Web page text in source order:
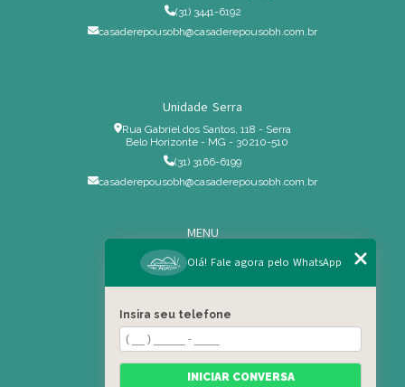
(31) 3441-6192
casaderepousobh@casaderepousobh.com.br
Unidade Serra
Rua Gabriel dos Santos, 118 - Serra
Belo Horizonte - MG - 30210-510
(31) 3166-6199
casaderepousobh@casaderepousobh.com.br
MENU
Home
Institucional
Serviços Especiais
Blog
Residência
Olá! Fale agora pelo WhatsApp
Insira seu telefone
INICIAR CONVERSA